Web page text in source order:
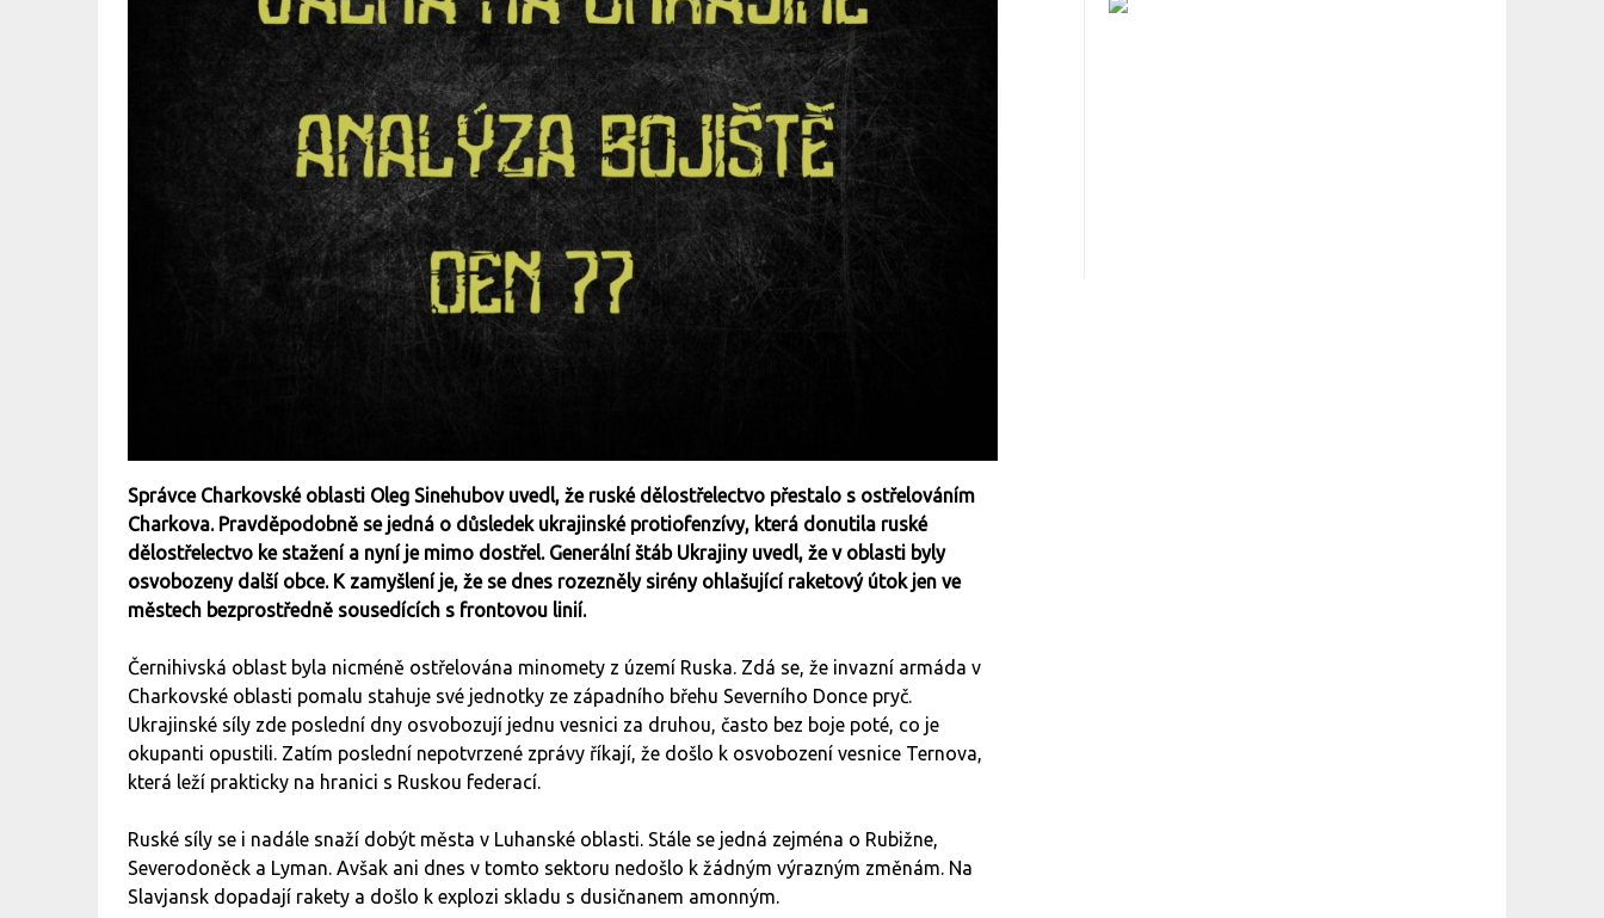
Správce Charkovské oblasti Oleg Sinehubov uvedl, že ruské dělostřelectvo přestalo s ostřelováním
Charkova. Pravděpodobně se jedná o důsledek ukrajinské protiofenzívy, která donutila ruské
dělostřelectvo ke stažení a nyní je mimo dostřel. Generální štáb Ukrajiny uvedl, že v oblasti byly
osvobozeny další obce. K zamyšlení je, že se dnes rozezněly sirény ohlašující raketový útok jen ve
městech bezprostředně sousedících s frontovou linií.
Černihivská oblast byla nicméně ostřelována minomety z území Ruska. Zdá se, že invazní armáda v
Charkovské oblasti pomalu stahuje své jednotky ze západního břehu Severního Donce pryč.
Ukrajinské síly zde poslední dny osvobozují jednu vesnici za druhou, často bez boje poté, co je
okupanti opustili. Zatím poslední nepotvrzené zprávy říkají, že došlo k osvobození vesnice Ternova,
která leží prakticky na hranici s Ruskou federací.
Ruské síly se i nadále snaží dobýt města v Luhanské oblasti. Stále se jedná zejména o Rubižne,
Severodoněck a Lyman. Avšak ani dnes v tomto sektoru nedošlo k žádným výrazným změnám. Na
Slavjansk dopadají rakety a došlo k explozi skladu s dusičnanem amonným.